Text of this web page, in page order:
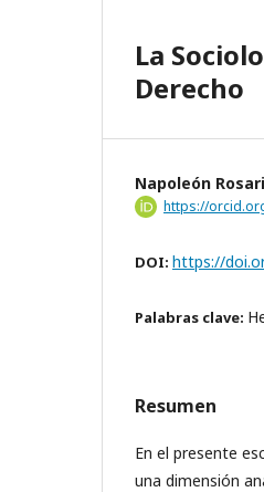
La
Derecho
Napoleón
https://
DOI: https://
Palabras clave:
Resumen
En el presente
una dimensión